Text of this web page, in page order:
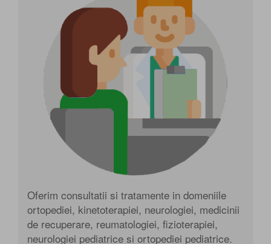
Oferim consultatii si tratamente in domeniile
ortopediei, kinetoterapiei, neurologiei, medicinii
de recuperare, reumatologiei, fizioterapiei,
neurologiei pediatrice si ortopediei pediatrice.